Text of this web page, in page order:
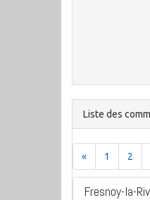
Liste des
« 1 2
Fresnoy-la-